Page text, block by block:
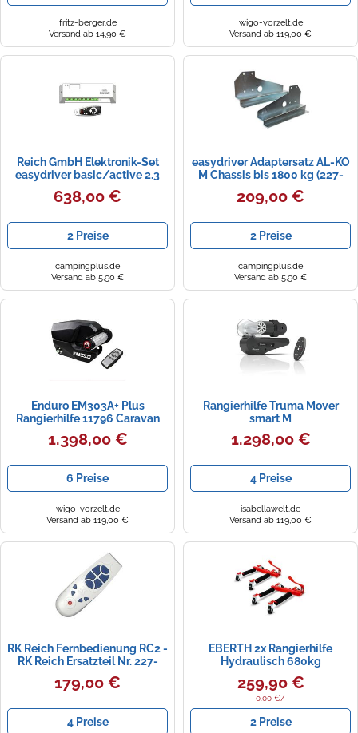
fritz-berger.de
Versand ab 14,90 €
wigo-vorzelt.de
Versand ab 119,00 €
Reich GmbH Elektronik-Set
easydriver basic/active 2.3
638,00 €
2 Preise
campingplus.de
Versand ab 5,90 €
easydriver Adaptersatz AL-KO
M Chassis bis 1800 kg (227-
209,00 €
2 Preise
campingplus.de
Versand ab 5,90 €
Enduro EM303A+ Plus
Rangierhilfe 11796 Caravan
Wohnwagen
1.398,00 €
6 Preise
wigo-vorzelt.de
Versand ab 119,00 €
Rangierhilfe Truma Mover
smart M
1.298,00 €
4 Preise
isabellawelt.de
Versand ab 119,00 €
RK Reich Fernbedienung RC2 -
RK Reich Ersatzteil Nr. 227-
10131 - für Reich Mover
179,00 €
4 Preise
EBERTH 2x Rangierhilfe
Hydraulisch 680kg
Reifenbreite 230mm
Spannweite 345-630mm
259,90 €
0.00 €/
2 Preise